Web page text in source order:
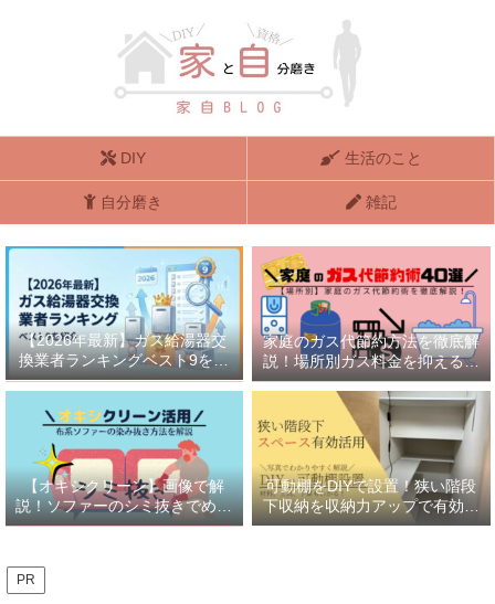
DIY 生活のこと
自分磨き 雑記
【2026年最新】ガス給湯器交
換業者ランキングベスト9を紹
介
家庭のガス代節約方法を徹底解
説！場所別ガス料金を抑える方
法40選
【オキシクリーン】画像で解
説！ソファーのシミ抜きでめっ
ちゃ綺麗に！！
可動棚をDIYで設置！狭い階段
下収納を収納力アップで有効活
用
PR